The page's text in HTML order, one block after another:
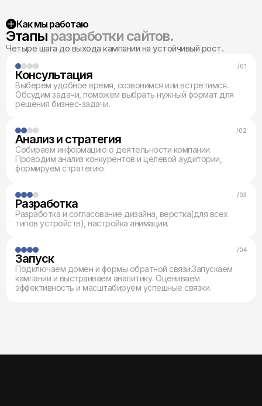
Как мы работаю
Этапы разработки сайтов.
Четыре шага до выхода кампании на устойчивый рост.
/01
Консультация
Выберем удобное время, созвонимся или встретимся.
Обсудим задачи, поможем выбрать нужный формат для
решения бизнес-задачи.
/02
Анализ и стратегия
Собираем информацию о деятельности компании.
Проводим анализ конкурентов и целевой аудитории,
формируем стратегию.
/03
Разработка
Разработка и согласование дизайна, вёрстка(для всех
типов устройств), настройка анимации.
/04
Запуск
Подключаем домен и формы обратной связи.Запускаем
кампании и выстраиваем аналитику. Оцениваем
эффективность и масштабируем успешные связки.